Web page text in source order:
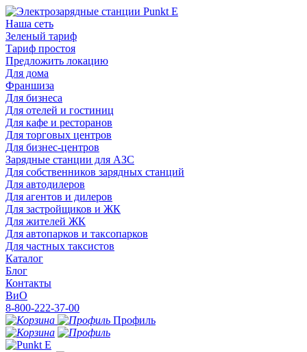
Наша сеть
Зеленый тариф
Тариф простоя
Предложить локацию
Для дома
Франшиза
Для бизнеса
Для отелей и гостиниц
Для кафе и ресторанов
Для торговых центров
Для бизнес-центров
Зарядные станции для АЗС
Для собственников зарядных станций
Для автодилеров
Для агентов и дилеров
Для застройщиков и ЖК
Для жителей ЖК
Для автопарков и таксопарков
Для частных таксистов
Каталог
Блог
Контакты
ВиО
8-800-222-37-00
Профиль